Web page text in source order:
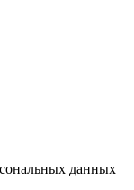
данных